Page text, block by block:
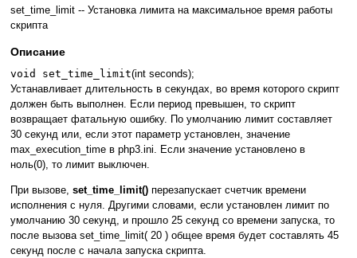
set_time_limit -- Установка лимита на максимальное время работы
скрипта
Описание
void set_time_limit(int seconds);
Устанавливает длительность в секундах, во время которого скрипт
должен быть выполнен. Если период превышен, то скрипт
возвращает фатальную ошибку. По умолчанию лимит составляет
30 секунд или, если этот параметр установлен, значение
max_execution_time в php3.ini. Если значение установлено в
ноль(0), то лимит выключен.
При вызове, set_time_limit() перезапускает счетчик времени
исполнения с нуля. Другими словами, если установлен лимит по
умолчанию 30 секунд, и прошло 25 секунд со времени запуска, то
после вызова set_time_limit( 20 ) общее время будет составлять 45
секунд после с начала запуска скрипта.